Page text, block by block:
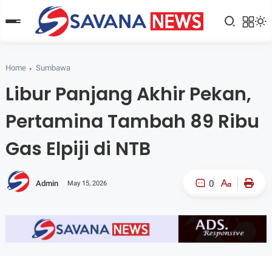
Home Sumbawa
Libur Panjang Akhir Pekan,
Pertamina Tambah 89 Ribu
Gas Elpiji di NTB
Admin May 15, 2026 0
A- A+